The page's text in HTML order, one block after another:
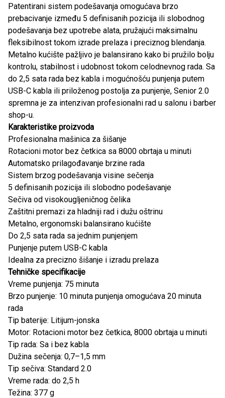
Patentirani sistem podešavanja omogućava brzo
prebacivanje između 5 definisanih pozicija ili slobodnog
podešavanja bez upotrebe alata, pružajući maksimalnu
fleksibilnost tokom izrade prelaza i preciznog blendanja.
Metalno kućište pažljivo je balansirano kako bi pružilo bolju
kontrolu, stabilnost i udobnost tokom celodnevnog rada. Sa
do 2,5 sata rada bez kabla i mogućnošću punjenja putem
USB-C kabla ili priloženog postolja za punjenje, Senior 2.0
spremna je za intenzivan profesionalni rad u salonu i barber
shop-u.
Karakteristike proizvoda
Profesionalna mašinica za šišanje
Rotacioni motor bez četkica sa 8000 obrtaja u minuti
Automatsko prilagođavanje brzine rada
Sistem brzog podešavanja visine sečenja
5 definisanih pozicija ili slobodno podešavanje
Sečiva od visokougljeničnog čelika
Zaštitni premazi za hladniji rad i dužu oštrinu
Metalno, ergonomski balansirano kućište
Do 2,5 sata rada sa jednim punjenjem
Punjenje putem USB-C kabla
Idealna za precizno šišanje i izradu prelaza
Tehničke specifikacije
Vreme punjenja: 75 minuta
Brzo punjenje: 10 minuta punjenja omogućava 20 minuta
rada
Tip baterije: Litijum-jonska
Motor: Rotacioni motor bez četkica, 8000 obrtaja u minuti
Tip rada: Sa i bez kabla
Dužina sečenja: 0,7–1,5 mm
Tip sečiva: Standard 2.0
Vreme rada: do 2,5 h
Težina: 377 g